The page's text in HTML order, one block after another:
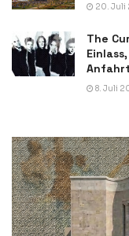
20. Juli
The
Anfahrt
8. Juli